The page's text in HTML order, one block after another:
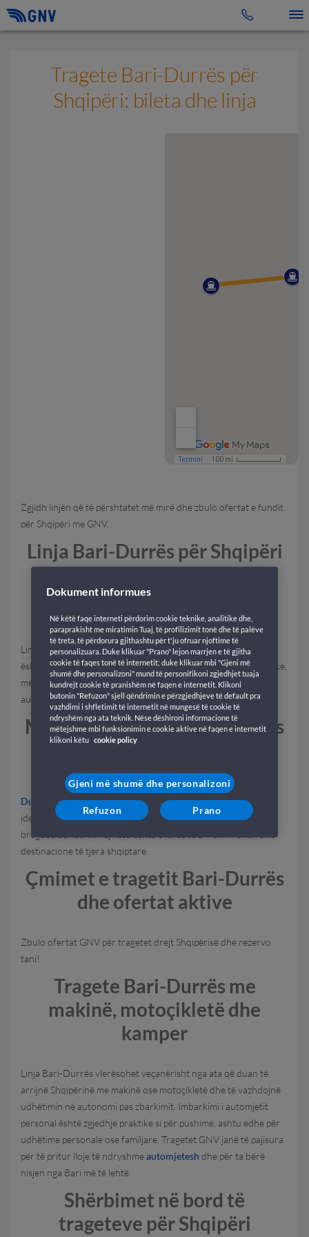
Tragete Bari-Durrës për
Shqipëri: bileta dhe linja
Zgjidh linjën që të përshtatet më mirë dhe zbulo ofertat e fundit
për Shqipëri me GNV.
Linja Bari-Durrës për Shqipëri
dhe ofertat aktive
Bari
Linja Bari-Durrës lidh drejtpërdrejt Italinë me Shqipërinë.
është porti i nisjes së GNV për ata që kërkojnë një lidhje praktike,
me nisje të rregullta dhe mundësinë për të udhëtuar me
automjet në bord.
Mbërritjet në Shqipëri: Durrës
Durrës
Durrësi
është një nga portet kryesore të Shqipërisë dhe pika
ideale e mbërritjes për ata që duan ta nisin udhëtimin nga
bregdeti adriatik. Prej këtu është e lehtë të arrish Tiranën dhe
destinacione të tjera shqiptare.
Çmimet e tragetit Bari-Durrës
dhe ofertat aktive
Zbulo ofertat GNV për tragetet drejt Shqipërisë dhe rezervo
tani!
Tragete Bari-Durrës me
makinë, motoçikletë dhe
kamper
Linja Bari-Durrës vlerësohet veçanërisht nga ata që duan të
arrijnë Shqipërinë me makinë ose motoçikletë dhe të vazhdojnë
udhëtimin në autonomi pas zbarkimit. Imbarkimi i automjetit
personal është zgjedhje praktike si për pushime, ashtu edhe për
udhëtime personale ose familjare. Tragetet GNV janë të pajisura
për të pritur lloje të ndryshmeautomjetesh dhe për ta bërë
nisjen nga Bari më të lehtë.
Shërbimet në bord të
trageteve për Shqipëri
Dokument informues
Në këtë faqe interneti përdorim cookie teknike, analitike dhe,
paraprakisht me miratimin Tuaj, të profilizimit tonë dhe të palëve
të treta, të përdorura gjithashtu për t'ju ofruar njoftime të
personalizuara. Duke klikuar "Prano" lejon marrjen e të gjitha
cookie të faqes tonë të internetit; duke klikuar mbi "Gjeni më
shumë dhe personalizoni" mund të personifikoni zgjedhjet tuaja
kundrejt cookie të pranishëm në faqen e internetit. Klikoni
butonin "Refuzon" sjell qëndrimin e përzgjedhjeve të default pra
vazhdimi i shfletimit të internetit në mungesë të cookie të
ndryshëm nga ata teknik. Nëse dëshironi informacione të
mëtejshme mbi funksionimin e cookie aktive në faqen e internetit
klikoni këtu cookie policy
Gjeni më shumë dhe personalizoni
Refuzon Prano